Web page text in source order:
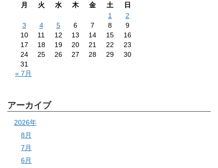
月
火 水 木 金 土
日
1
2
3
4 5 6 7 8
9
10
11 12 13 14 15
16
17
18 19 20 21 22
23
24
25 26 27 28 29
30
31
« 7月
アーカイブ
2026年
8月
7月
6月